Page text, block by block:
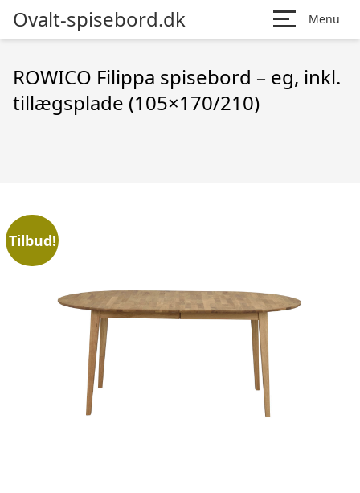
Ovalt-spisebord.dk Menu
ROWICO Filippa spisebord – eg, inkl.
tillægsplade (105×170/210)
Tilbud!